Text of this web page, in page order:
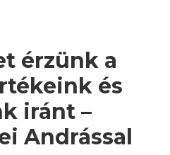
érzünk a
és
iránt –
Andrással